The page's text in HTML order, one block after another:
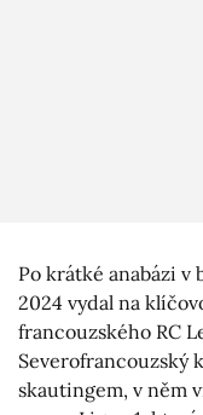
Po krátké anabázi v
2024 vydal na
francouzského RC
Severofrancouzský
skautingem, v něm